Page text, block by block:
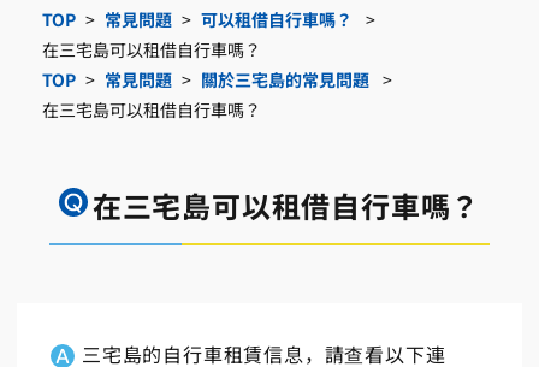
TOP 常見問題
可以租借自行車嗎？
在三宅島可以租借自行車嗎？
TOP
常見問題
關於三宅島的常見問題
在三宅島可以租借自行車嗎？
在三宅島可以租借自行車嗎？
三宅島的自行車租賃信息，請查看以下連